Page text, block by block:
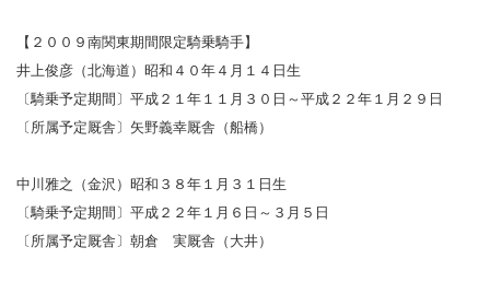
【２００９南関東期間限定騎乗騎手】
井上俊彦（北海道）昭和４０年４月１４日生
〔騎乗予定期間〕平成２１年１１月３０日～平成２２年１月２９日
〔所属予定厩舎〕矢野義幸厩舎（船橋）
中川雅之（金沢）昭和３８年１月３１日生
〔騎乗予定期間〕平成２２年１月６日～３月５日
〔所属予定厩舎〕朝倉 実厩舎（大井）